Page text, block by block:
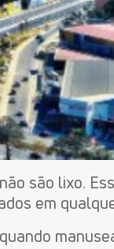
são lixo.
em